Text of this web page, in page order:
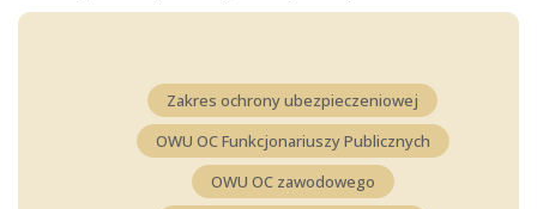
Zakres ochrony ubezpieczeniowej
OWU OC Funkcjonariuszy Publicznych
OWU OC zawodowego